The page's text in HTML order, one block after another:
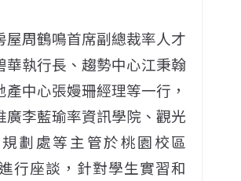
屋周鶴鳴首席副總裁率人才
華執行長、趨勢中心江秉翰
中心張嫚珊經理等一行，
廣李藍瑜率資訊學院、觀光
劃處等主管於桃園校區
行座談，針對學生實習和